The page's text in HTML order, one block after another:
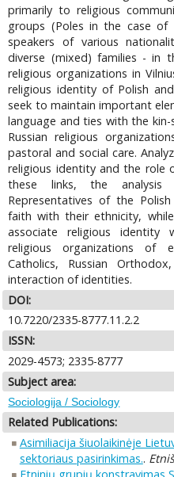
primarily to religious
groups (Poles in the case of
speakers of various
diverse (mixed) families - in
religious organizations in
religious identity of Polish
seek to maintain important
language and ties with the
Russian religious
pastoral and social care.
religious identity and the role
these links, the analysis
Representatives of the
faith with their ethnicity,
associate religious identity
religious organizations of
Catholics, Russian
interaction of identities.
DOI:
10.7220/2335-8777.11.2.2
ISSN:
2029-4573; 2335-8777
Subject area:
Sociologija / Sociology
Related Publications:
Asimiliacija šiuolaikinėje
sektoriaus pasirinkimas..